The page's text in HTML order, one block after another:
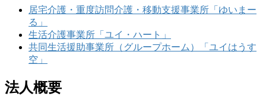
居宅介護・重度訪問介護・移動支援事業所「ゆいまー
る」
生活介護事業所「ユイ・ハート」
共同生活援助事業所（グループホーム）「ユイはうす
空」
法人概要